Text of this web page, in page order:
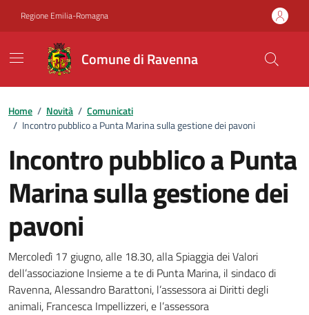
Regione Emilia-Romagna
Comune di Ravenna
Home / Novità / Comunicati
/ Incontro pubblico a Punta Marina sulla gestione dei pavoni
Incontro pubblico a Punta
Marina sulla gestione dei
pavoni
Dettagli della notizia
Mercoledì 17 giugno, alle 18.30, alla Spiaggia dei Valori
dell’associazione Insieme a te di Punta Marina, il sindaco di
Ravenna, Alessandro Barattoni, l’assessora ai Diritti degli
animali, Francesca Impellizzeri, e l’assessora